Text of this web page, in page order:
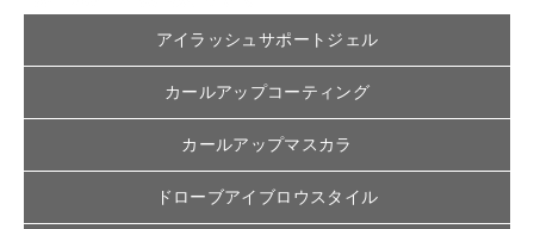
アイラッシュサポートジェル
カールアップコーティング
カールアップマスカラ
ドローブアイブロウスタイル